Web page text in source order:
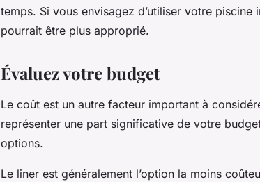
temps. Si vous envisagez d’utiliser votre
pourrait être plus approprié.
Évaluez votre budget
Le coût est un autre facteur important à
représenter une part significative de votre
options.
Le liner est généralement l’option la moins